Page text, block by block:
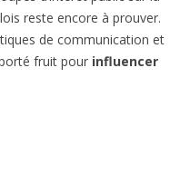
reste encore à prouver.
de communication et
fruit pour influencer